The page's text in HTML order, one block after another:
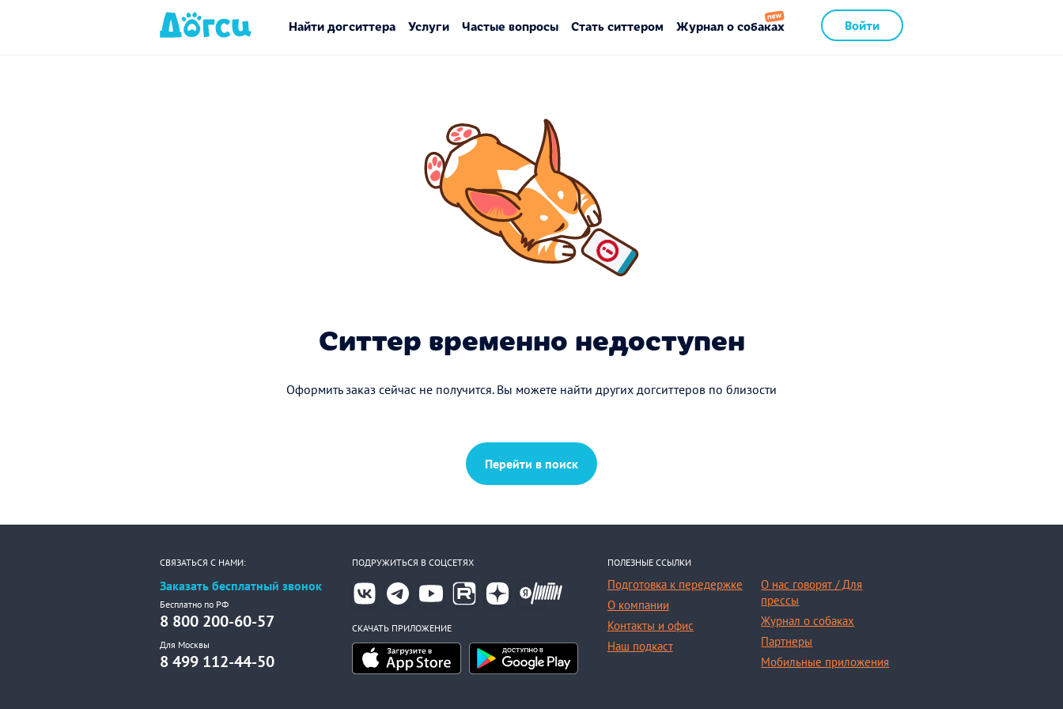
Войти
Найти догситтера Услуги Частые вопросы Стать ситтером Журнал о собаках
Ситтер временно недоступен
Оформить заказ сейчас не получится. Вы можете найти других догситтеров по близости
Перейти в поиск
СВЯЗАТЬСЯ С НАМИ:
Заказать бесплатный звонок
Бесплатно по РФ
8 800 200-60-57
Для Москвы
8 499 112-44-50
ПОДРУЖИТЬСЯ В СОЦСЕТЯХ
СКАЧАТЬ ПРИЛОЖЕНИЕ
ПОЛЕЗНЫЕ ССЫЛКИ
Подготовка к передержке
О компании
Контакты и офис
Наш подкаст
О нас говорят / Для
прессы
Журнал о собаках
Партнеры
Мобильные приложения